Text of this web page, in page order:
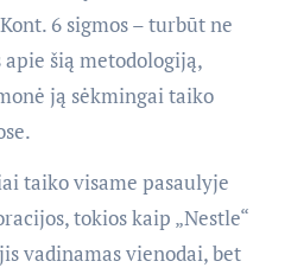
6 sigmos – turbūt ne
šią metodologiją,
ją sėkmingai taiko
taiko visame pasaulyje
tokios kaip „Nestle“
vadinamas vienodai, bet